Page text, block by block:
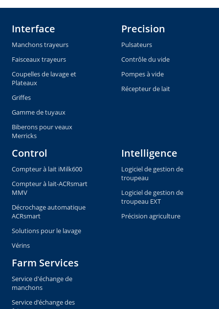
Interface
Manchons trayeurs
Faisceaux trayeurs
Coupelles de lavage et
Plateaux
Griffes
Gamme de tuyaux
Biberons pour veaux
Merricks
Precision
Pulsateurs
Contrôle du vide
Pompes à vide
Récepteur de lait
Control
Compteur à lait iMilk600
Compteur à lait-ACRsmart
MMV
Décrochage automatique
ACRsmart
Solutions pour le lavage
Vérins
Intelligence
Logiciel de gestion de
troupeau
Logiciel de gestion de
troupeau EXT
Précision agriculture
Farm Services
Service d'échange de
manchons
Service d’échange des